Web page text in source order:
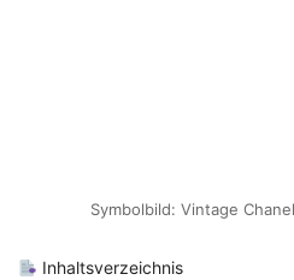
Symbolbild: Vintage
Inhaltsverzeichnis